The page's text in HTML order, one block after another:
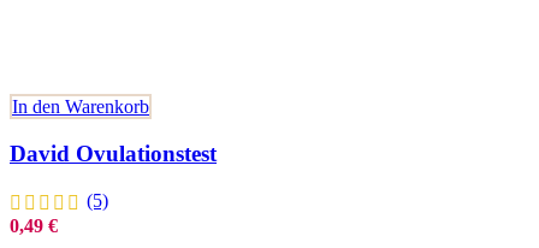
In den Warenkorb
David Ovulationstest
(5)
0,49 €